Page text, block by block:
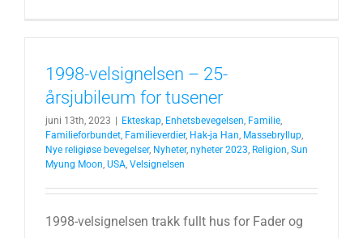
1998-velsignelsen – 25-
årsjubileum for tusener
juni 13th, 2023 Ekteskap, Enhetsbevegelsen, Familie,
Familieforbundet, Familieverdier, Hak-ja Han, Massebryllup,
Nye religiøse bevegelser, Nyheter, nyheter 2023, Religion, Sun
Myung Moon, USA, Velsignelsen
1998-velsignelsen trakk fullt hus for Fader og